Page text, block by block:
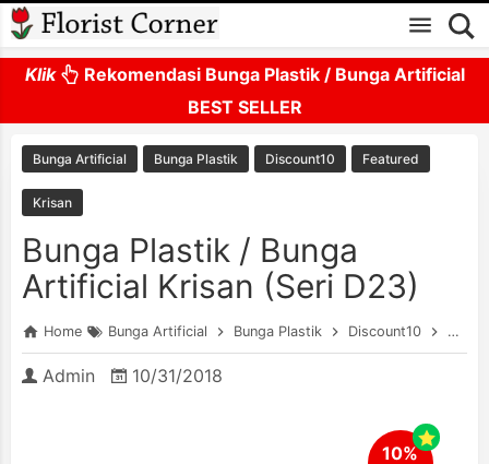
Skip to main content
Klik
Rekomendasi Bunga Plastik / Bunga Artificial
BEST SELLER
Bunga Artificial Bunga Plastik Discount10 Featured
Krisan
Bunga Plastik / Bunga
Artificial Krisan (Seri D23)
Home Bunga Artificial Bunga Plastik Discount10
Admin 10/31/2018